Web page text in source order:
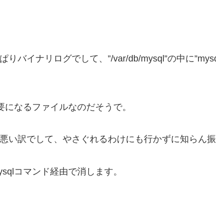
バイナリログでして、”/var/db/mysql”の中に
なるファイルなのだそうで。
訳でして、やさぐれるわけにも行かずに知らん
コマンド経由で消します。